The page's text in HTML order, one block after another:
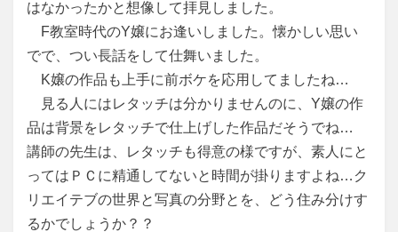
はなかったかと想像して拝見しました。
F教室時代のY嬢にお逢いしました。懐かしい思い
でで、つい長話をして仕舞いました。
K嬢の作品も上手に前ボケを応用してましたね…
見る人にはレタッチは分かりませんのに、Y嬢の作
品は背景をレタッチで仕上げした作品だそうでね…
講師の先生は、レタッチも得意の様ですが、素人にと
ってはＰＣに精通してないと時間が掛りますよね…ク
リエイテブの世界と写真の分野とを、どう住み分けす
るかでしょうか？？